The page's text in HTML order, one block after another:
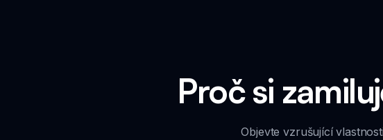
Proč si
Objevte vzrušující